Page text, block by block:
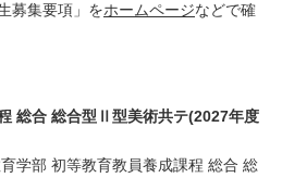
募集要項」をホームページなどで確
総合 総合型Ⅱ型美術共テ(2027年度
育学部 初等教育教員養成課程 総合 総